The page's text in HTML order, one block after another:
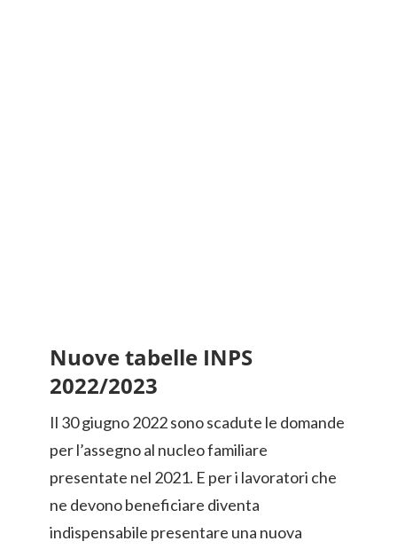
Nuove tabelle INPS
2022/2023
Il 30 giugno 2022 sono scadute le domande
per l’assegno al nucleo familiare
presentate nel 2021. E per i lavoratori che
ne devono beneficiare diventa
indispensabile presentare una nuova